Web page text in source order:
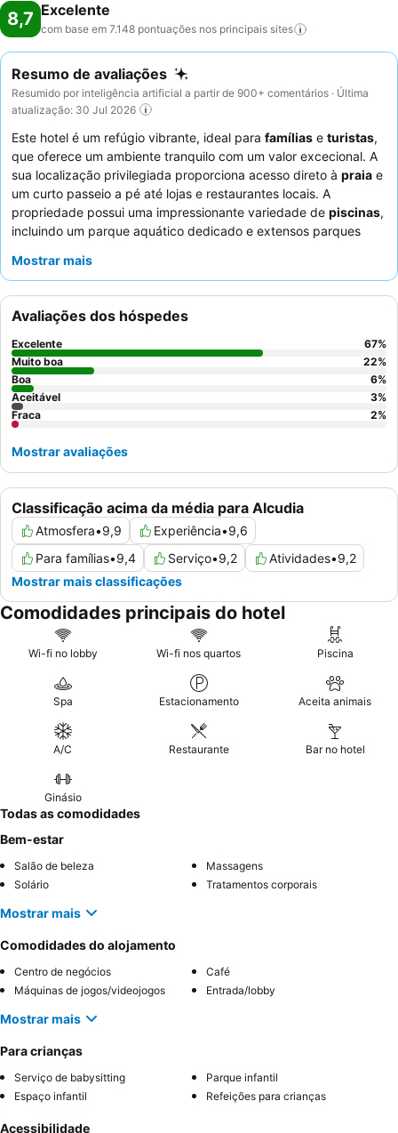
8,7 Excelente
com base em 7.148 pontuações nos principais sites
Resumo de avaliações
Resumido por inteligência artificial a partir de 900+ comentários · Última
atualização: 30 Jul 2026
Este hotel é um refúgio vibrante, ideal para famílias e turistas,
que oferece um ambiente tranquilo com um valor excecional. A
sua localização privilegiada proporciona acesso direto à praia e
um curto passeio a pé até lojas e restaurantes locais. A
propriedade possui uma impressionante variedade de piscinas,
incluindo um parque aquático dedicado e extensos parques
hóspedes elogiam consistentemente os
qualidade, com menção especial às frutas frescas e aos
omeletes feitos na hora ao pequeno-almoço. Para uma
experiência mais tranquila, considere pedir um quarto virado
para o jardim.
Mostrar mais
Classificação acima da média para Alcudia
Atmosfera•9,9 Experiência•9,6
Para famílias•9,4 Serviço•9,2 Atividades•9,2
Mostrar mais classificações
Avaliações dos hóspedes
Excelente 67%
Muito boa
22%
Boa
6%
Aceitável
3%
Fraca
2%
Mostrar avaliações
Comodidades principais do hotel
Wi-fi no lobby Wi-fi nos quartos Piscina
Spa Estacionamento Aceita animais
A/C Restaurante Bar no hotel
Ginásio
Todas as comodidades
Bem-estar
Salão de beleza
Massagens
Solário
Tratamentos corporais
Mostrar mais
Comodidades do alojamento
Centro de negócios
Café
Máquinas de jogos/videojogos
Entrada/lobby
Mostrar mais
Para crianças
Serviço de babysitting
Parque infantil
Espaço infantil
Refeições para crianças
Acessibilidade